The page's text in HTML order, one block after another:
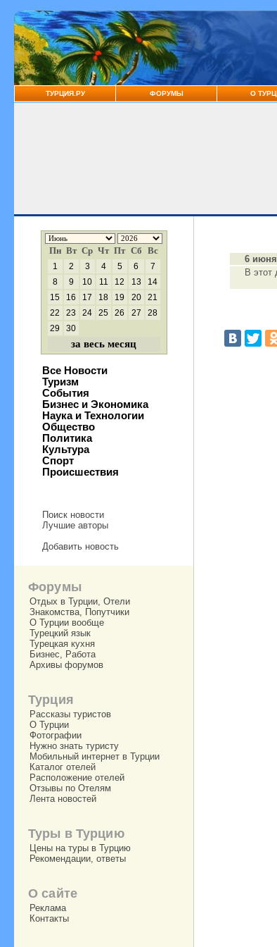
ТУРЦИЯ.РУ ФОРУМЫ О
Пн Вт Ср Чт Пт Сб Вс
1 2 3 4 5 6
7
8
9 10 11 12 13
14
15
16 17 18 19 20
21
22
23 24 25 26 27
28
29
30
за весь месяц
Все Новости
Туризм
События
Бизнес и Экономика
Наука и Технологии
Общество
Политика
Культура
Спорт
Происшествия
Поиск новости
Лучшие авторы
Добавить новость
6 июня
В этот
Форумы
Отдых в Турции, Отели
Знакомства, Попутчики
О Турции вообще
Турецкий язык
Турецкая кухня
Бизнес, Работа
Архивы форумов
Турция
Рассказы туристов
О Турции
Фотографии
Нужно знать туристу
Мобильный интернет в Турции
Каталог отелей
Расположение отелей
Отзывы по Отелям
Лента новостей
Туры в Турцию
Цены на туры в Турцию
Рекомендации, ответы
О сайте
Реклама
Контакты